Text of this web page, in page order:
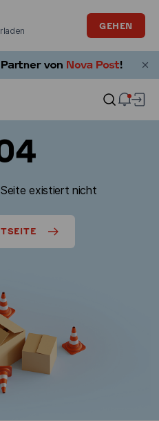
GEHEN
existiert nicht